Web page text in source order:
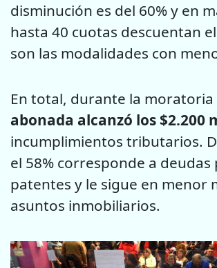
disminución es del 60% y en
hasta 40 cuotas descuentan
son las modalidades con
En total, durante la moratoria
abonada alcanzó los $2.200
incumplimientos tributarios.
el 58% corresponde a deudas
patentes y le sigue en menor
asuntos inmobiliarios.